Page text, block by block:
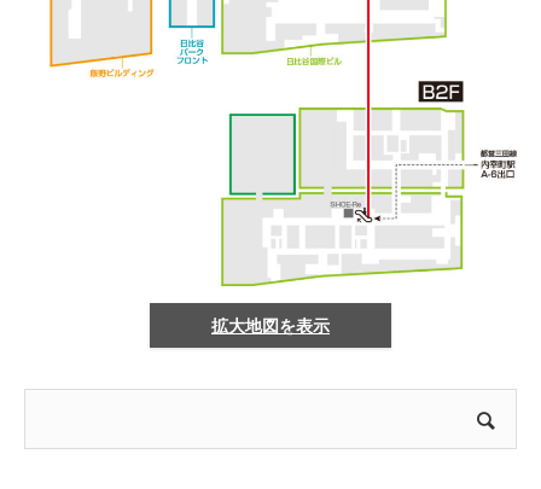
拡大地図を表示